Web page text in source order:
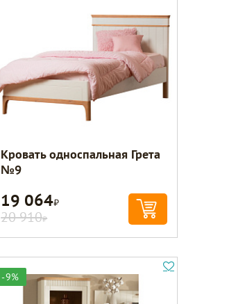
Кровать односпальная Грета
№9
19 064Р
20 910Р
-9%